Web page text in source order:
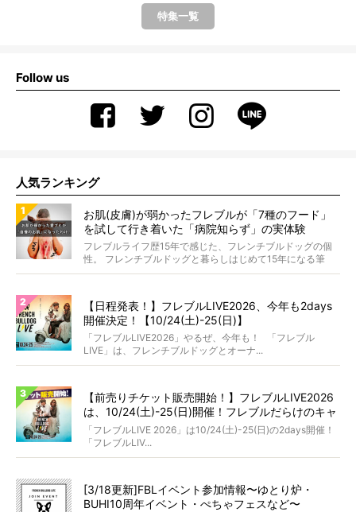
特集一覧
Follow us
人気ランキング
お肌(皮膚)が弱かったフレブルが「7種のフード」
を試して行き着いた「病院知らず」の実体験
フレブルライフ歴15年で感じた、フレンチブルドッグの個
性。 フレンチブルドッグと暮らしはじめて15年になる筆
者...
【日程発表！】フレブルLIVE2026、今年も2days
開催決定！【10/24(土)-25(日)】
「フレブルLIVE2026」やるぜ、今年も！ 「フレブル
LIVE」は、フレンチブルドッグとオーナ...
【前売りチケット販売開始！】フレブルLIVE2026
は、10/24(土)-25(日)開催！フレブルだらけのキャ
ンプ・前夜祭・バスプランも新登場!?
「フレブルLIVE 2026」は10/24(土)-25(日)の2days開催！
「フレブルLIV...
[3/18更新]FBLイベント参加情報〜ゆとり炉・
BUHI10周年イベント・ぺちゃフェスなど〜